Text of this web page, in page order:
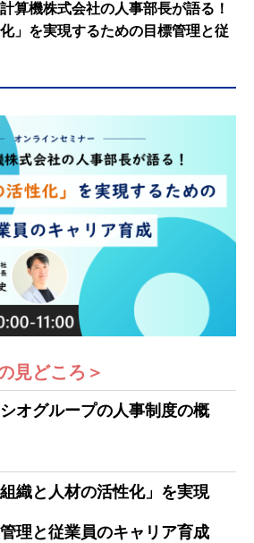
算機株式会社の人事部長が語る！
」を実現するための目標管理と従
見どころ＞
グループの人事制度の概
と人材の活性化」を実現
理と従業員のキャリア育成